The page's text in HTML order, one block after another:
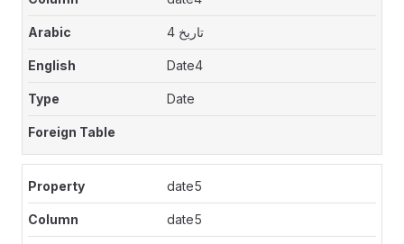
تاريخ 4
Date4
Date
date5
date5